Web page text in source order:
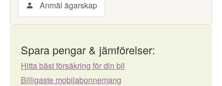
Anmäl ägarskap
Spara pengar & jämförelser:
Hitta bäst försäkring för din bil
Billigaste mobilabonnemang